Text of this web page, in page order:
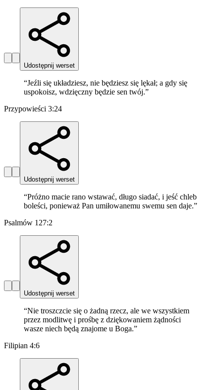
Udostępnij werset
“Jeźli się układziesz, nie będziesz się lękał; a gdy się
uspokoisz, wdzięczny będzie sen twój.”
Przypowieści 3:24
Udostępnij werset
“Próżno macie rano wstawać, długo siadać, i jeść chleb
boleści, ponieważ Pan umiłowanemu swemu sen daje.”
Psalmów 127:2
Udostępnij werset
“Nie troszczcie się o żadną rzecz, ale we wszystkiem
przez modlitwę i prośbę z dziękowaniem żądności
wasze niech będą znajome u Boga.”
Filipian 4:6